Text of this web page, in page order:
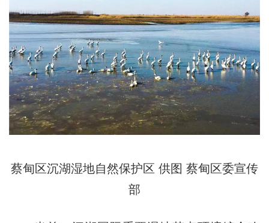
蔡甸区沉湖湿地自然保护区 供图 蔡甸区委宣传
部